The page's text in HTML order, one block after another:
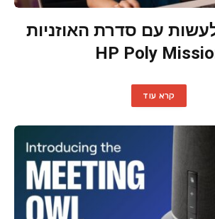
עם סדרת האוזניות
HP Poly
קרא עוד